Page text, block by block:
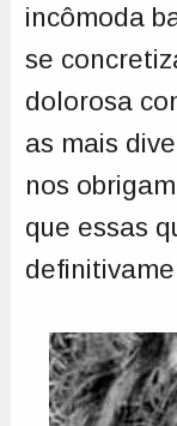
incômoda
se
dolorosa
as mais
nos
que essas